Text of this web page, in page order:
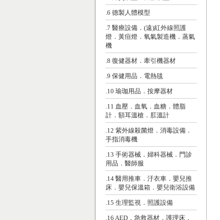
.6 德製人體模型
.7 醫療設備．(遠)紅外線照護
燈．黃疸燈．氧氣製造機．蒸氣
機
.8 復健器材．牽引機器材
.9 保健用品．電熱毯
.10 瑜珈用品．按摩器材
.11 血壓．血氧．血糖．體脂
計．額耳溫槍．肛溫計
.12 紫外線殺菌燈．消毒設備．
手指消毒機
.13 手術器械．婦科器械．門診
用品．醫師服
.14 醫用推車．汙衣車．嬰兒推
床．嬰兒保溫箱．嬰兒衛浴設備
.15 生理監視．照護設備
.16 AED．急救器材．護理床．